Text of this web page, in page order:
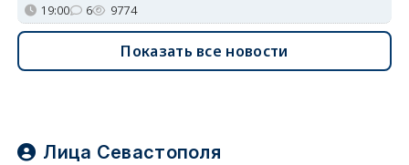
19:00 6 9774
Показать все новости
Лица Севастополя